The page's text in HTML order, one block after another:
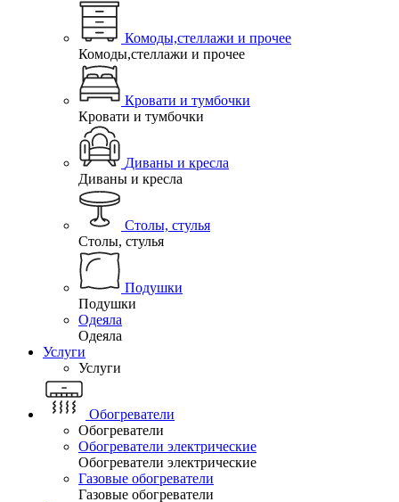
Комоды,стеллажи и прочее
Комоды,стеллажи и прочее
Кровати и тумбочки
Кровати и тумбочки
Диваны и кресла
Диваны и кресла
Столы, стулья
Столы, стулья
Подушки
Подушки
Одеяла
Одеяла
Услуги
Услуги
Обогреватели
Обогреватели
Обогреватели электрические
Обогреватели электрические
Газовые обогреватели
Газовые обогреватели